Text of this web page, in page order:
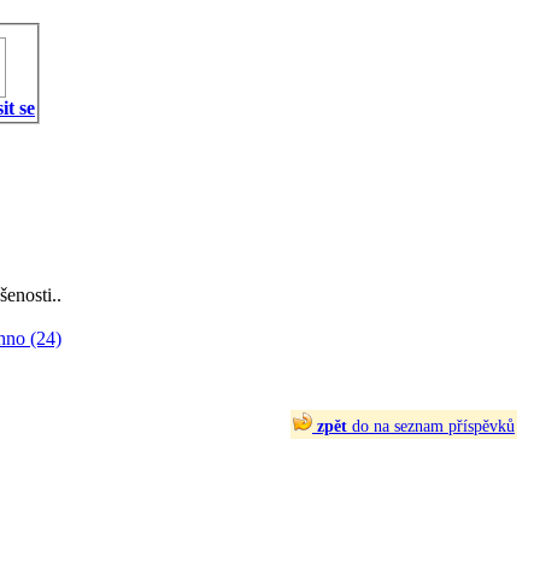
se
(24)
zpět do na seznam příspěvků